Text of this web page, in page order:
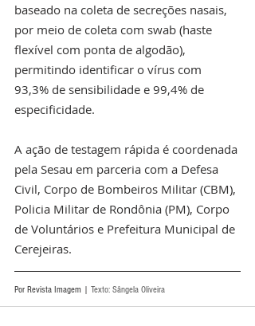
baseado na coleta de secreções nasais,
por meio de coleta com swab (haste
flexível com ponta de algodão),
permitindo identificar o vírus com
93,3% de sensibilidade e 99,4% de
especificidade.
A ação de testagem rápida é coordenada
pela Sesau em parceria com a Defesa
Civil, Corpo de Bombeiros Militar (CBM),
Policia Militar de Rondônia (PM), Corpo
de Voluntários e Prefeitura Municipal de
Cerejeiras.
Por Revista Imagem | Texto: Sângela Oliveira